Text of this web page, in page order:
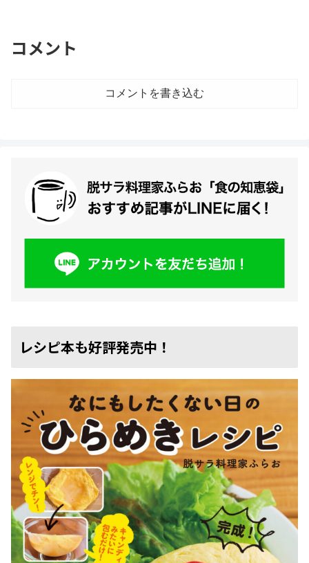
コメント
コメントを書き込む
レシピ本も好評発売中！